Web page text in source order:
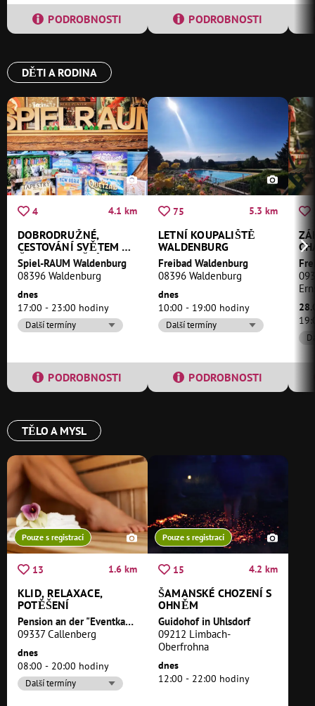
PODROBNOSTI PODROBNOSTI
DĚTI A RODINA
4 4.1 km
DOBRODRUŽNÉ,
CESTOVÁNÍ SVĚTEM A
ČASEM, NAPĚTÍ
Spiel-RAUM Waldenburg
08396 Waldenburg
dnes
17:00 - 23:00 hodiny
Další termíny
PODROBNOSTI
75 5.3 km
LETNÍ KOUPALIŠTĚ
WALDENBURG
Freibad Waldenburg
08396 Waldenburg
dnes
10:00 - 19:00 hodiny
Další termíny
PODROBNOSTI
TĚLO A MYSL
Pouze s registrací
13 1.6 km
KLID, RELAXACE,
POTĚŠENÍ
Pension an der "Eventkapelle Callenberg"
09337 Callenberg
dnes
08:00 - 20:00 hodiny
Další termíny
Pouze s registrací
15 4.2 km
ŠAMANSKÉ CHOZENÍ S
OHNĚM
Guidohof in Uhlsdorf
09212 Limbach-
Oberfrohna
dnes
12:00 - 22:00 hodiny